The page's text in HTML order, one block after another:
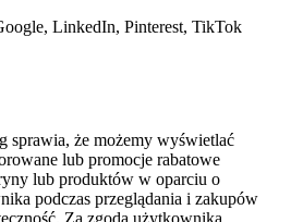
LinkedIn, Pinterest, TikTok
sprawia, że możemy wyświetlać
lub promocje rabatowe
lub produktów w oparciu o
podczas przeglądania i zakupów
Za zgodą użytkownika